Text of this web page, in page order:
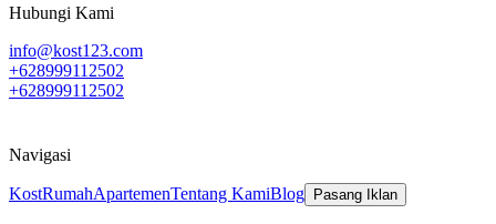
Hubungi Kami
info@kost123.com
+628999112502
+628999112502
Navigasi
KostRumahApartemenTentang KamiBlog Pasang Iklan